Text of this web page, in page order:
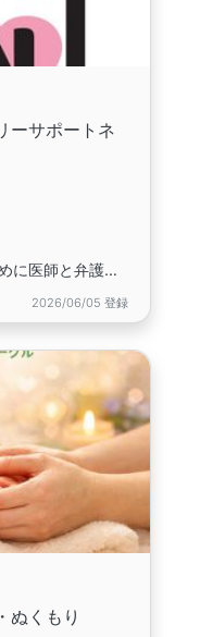
ーサポートネ
こどものこころと人権を守るために医師と弁護士で設立した団体です。
2026/06/05 登録
ぬくもり